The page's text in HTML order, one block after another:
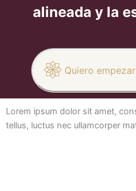
alineada y la
Quiero
Lorem ipsum dolor sit amet,
tellus, luctus nec ullamcorper